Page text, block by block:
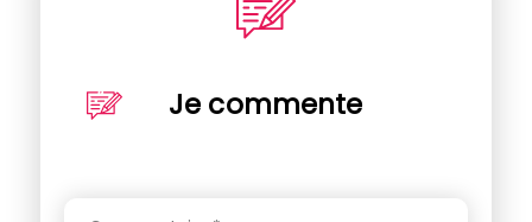
Je commente